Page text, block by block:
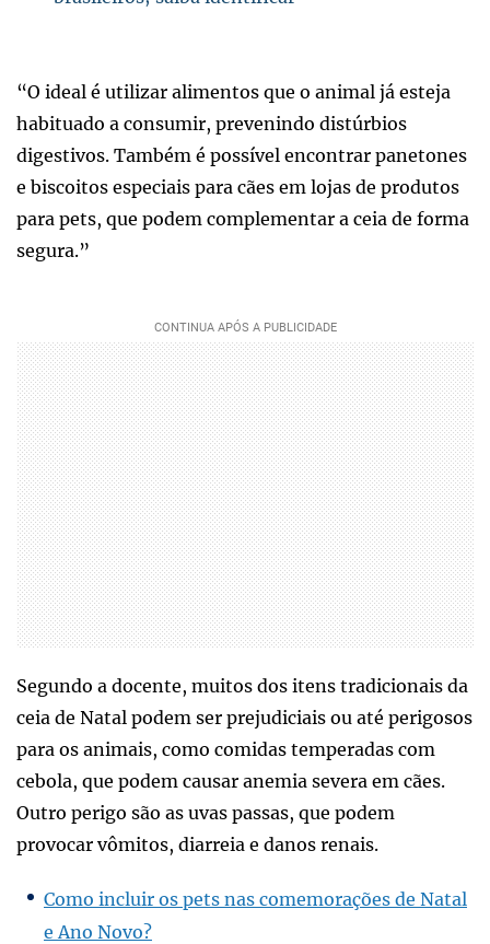
“O ideal é utilizar alimentos que o animal já esteja
habituado a consumir, prevenindo distúrbios
digestivos. Também é possível encontrar panetones
e biscoitos especiais para cães em lojas de produtos
para pets, que podem complementar a ceia de forma
segura.”
Segundo a docente, muitos dos itens tradicionais da
ceia de Natal podem ser prejudiciais ou até perigosos
para os animais, como comidas temperadas com
cebola, que podem causar anemia severa em cães.
Outro perigo são as uvas passas, que podem
provocar vômitos, diarreia e danos renais.
Como incluir os pets nas comemorações de Natal
e Ano Novo?